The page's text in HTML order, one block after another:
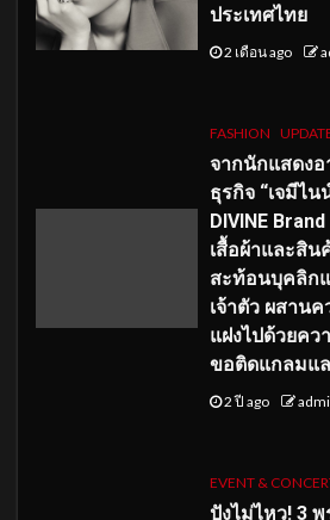
ประเทศไทย
2 เดือน ago
FASHION
จากนักแสดงอ
ธุรกิจ “เจมีไ
DIVINE
เสื้อผ้าและสิน
สะท้อนบุคลิก
เจ้าตัว ผสานค
แฝงไปด้วยค
ขอติดแกลมแ
2 ปี ago
EVENT &
ปังไม่ไหว! 3